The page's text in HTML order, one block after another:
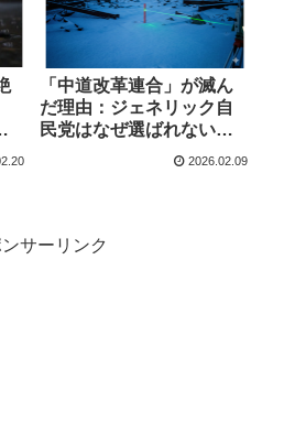
「中道改革連合」が滅ん
だ理由：ジェネリック自
民党はなぜ選ばれないの
2026.02.09
サーリンク